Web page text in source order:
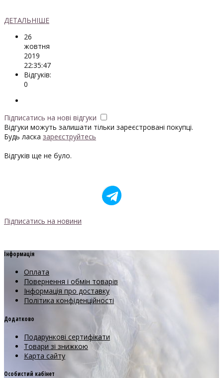
ДЕТАЛЬНІШЕ
26
жовтня
2019
22:35:47
Відгуків:
0
Підписатись на нові відгуки
Відгуки можуть залишати тільки зареєстровані покупці.
Будь ласка зареєструйтесь
Відгуків ще не було.
Підписатись на новини
Інформація
Оплата
Повернення і обмін товарів
Інформація про доставку
Політика конфіденційності
Додатково
Подарункові сертифікати
Товари зі знижкою
Карта сайту
Особистий кабінет